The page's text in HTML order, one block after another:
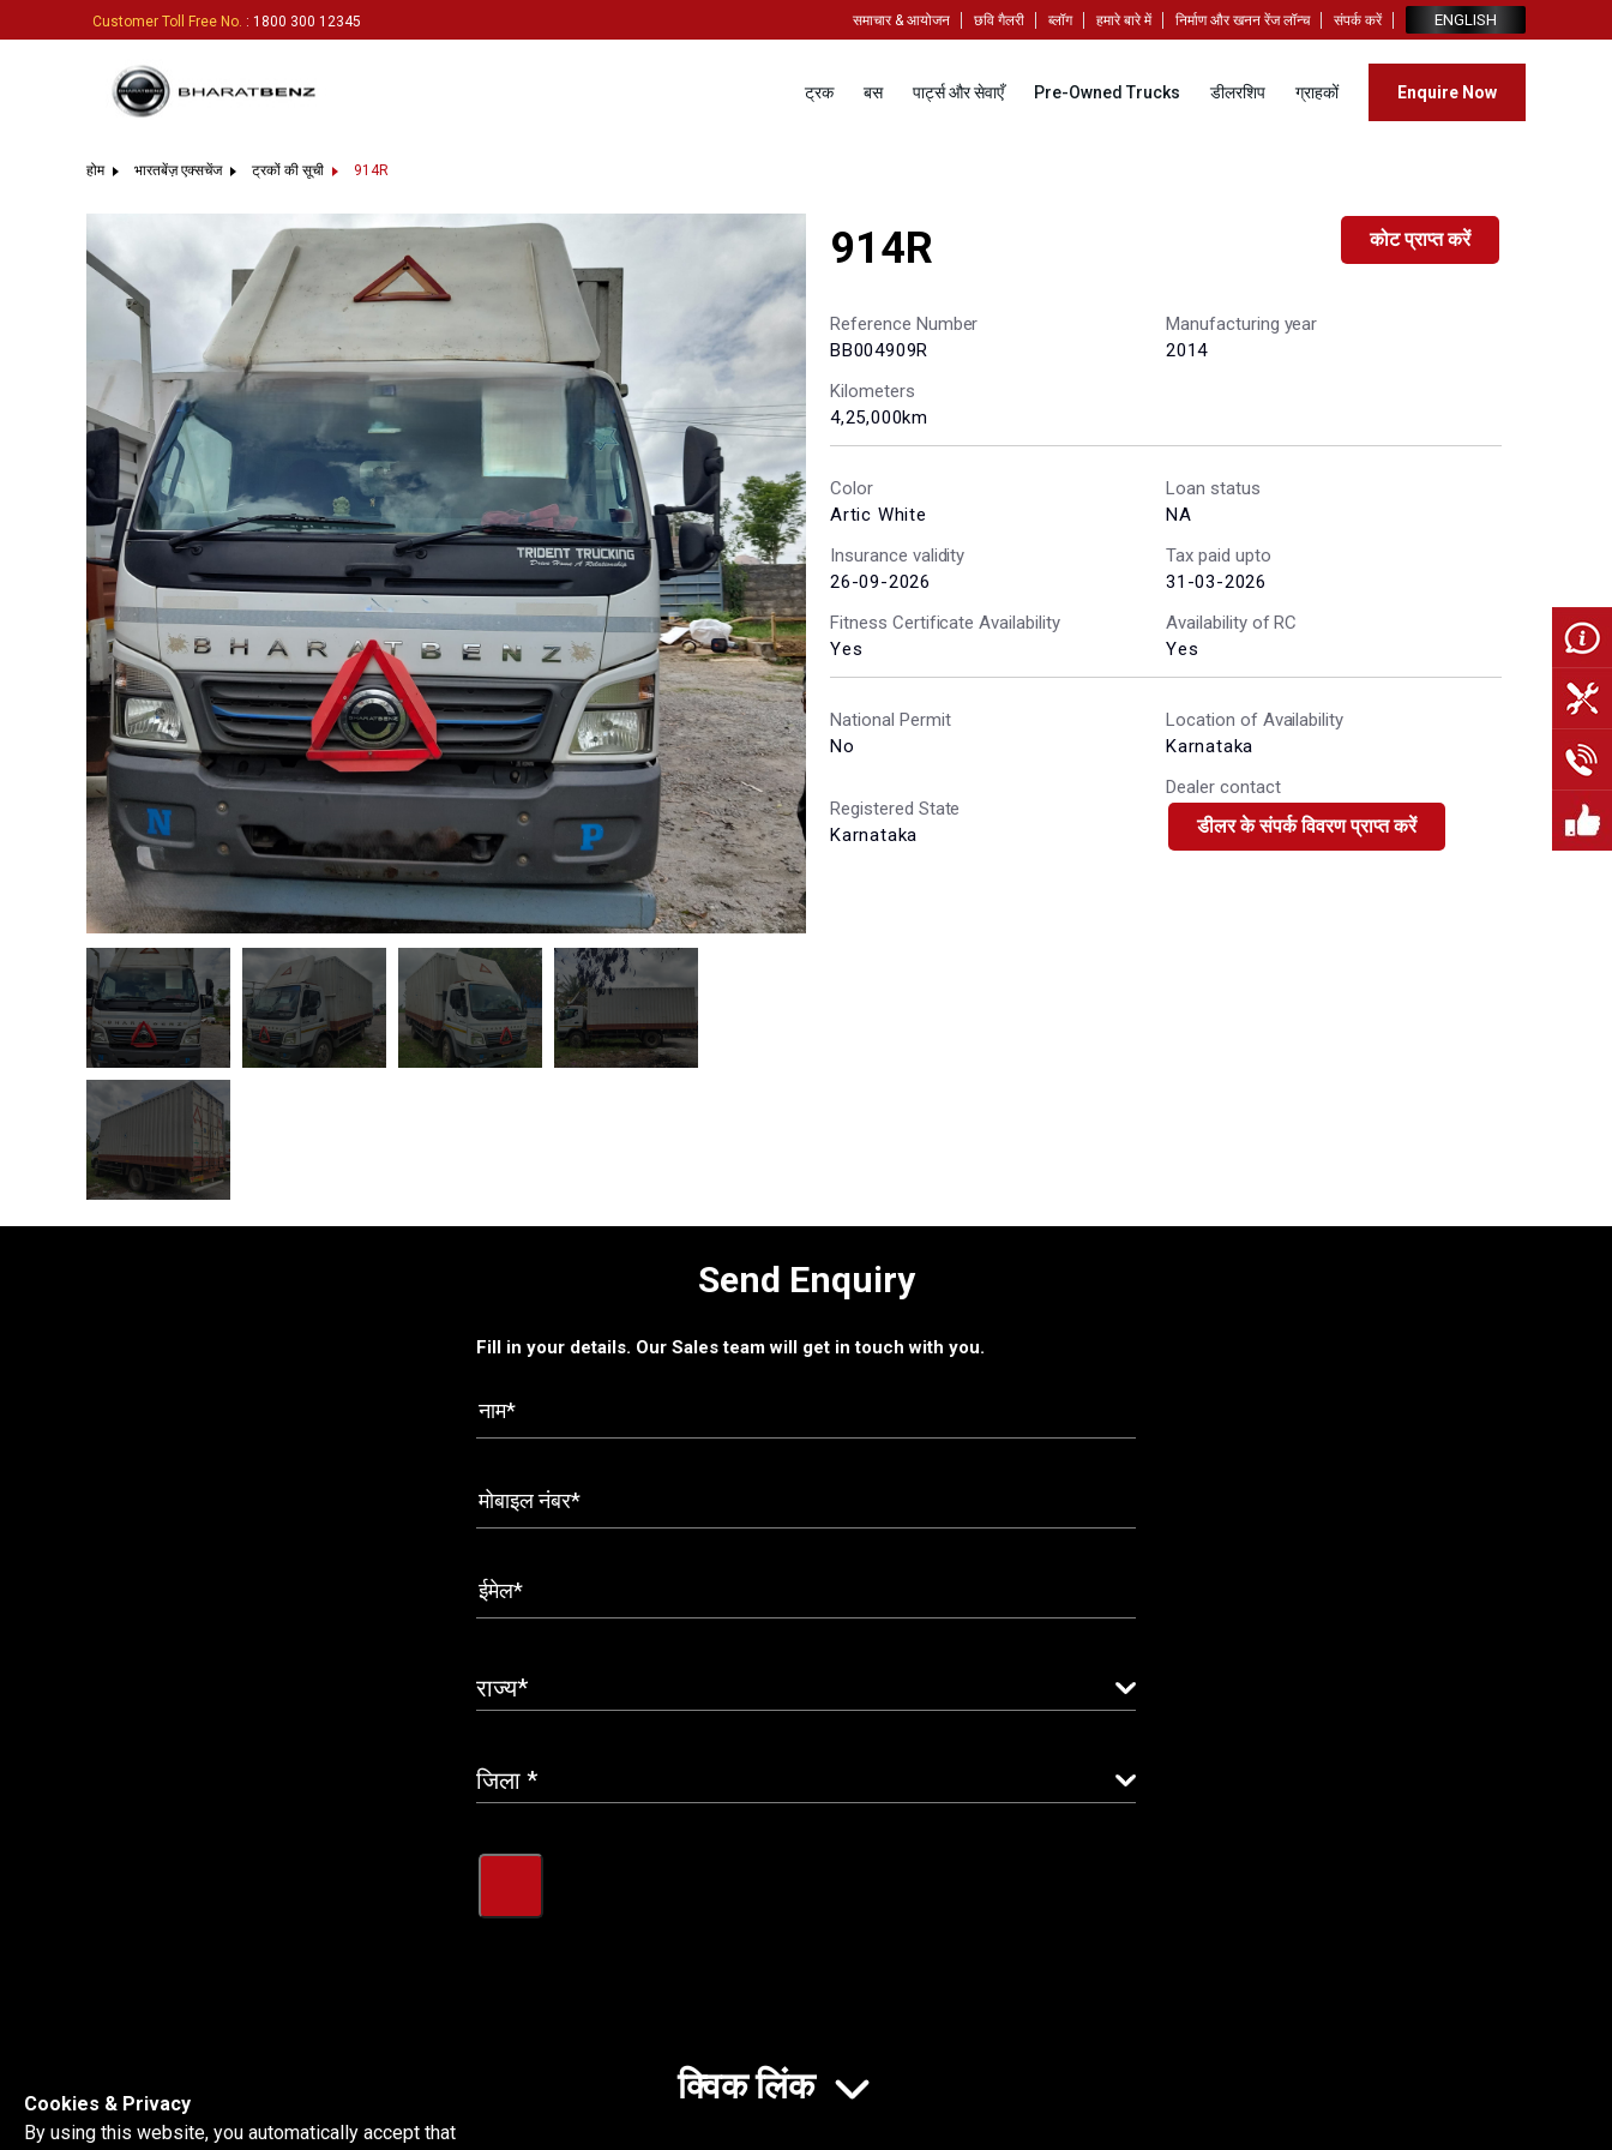
Customer Toll Free No. : 1800 300 12345 समाचार & आयोजन छवि गैलरी ब्लॉग हमारे बारे में निर्माण और खनन रेंज लॉन्च संपर्क करें ENGLISH
ट्रक बस पार्ट्स और सेवाएँ Pre-Owned Trucks डीलरशिप ग्राहकों Enquire Now
होम भारतबेंज़ एक्सचेंज ट्रकों की सूची 914R
914R कोट प्राप्त करें
Reference Number
BB004909R
Manufacturing year
2014
Kilometers
4,25,000km
Color
Artic White
Loan status
NA
Insurance validity
26-09-2026
Tax paid upto
31-03-2026
Fitness Certificate Availability
Yes
Availability of RC
Yes
National Permit
No
Location of Availability
Karnataka
Registered State
Karnataka
Dealer contact
डीलर के संपर्क विवरण प्राप्त करें
Send Enquiry
Fill in your details. Our Sales team will get in touch with you.
क्विक लिंक
Cookies & Privacy
By using this website, you automatically accept that